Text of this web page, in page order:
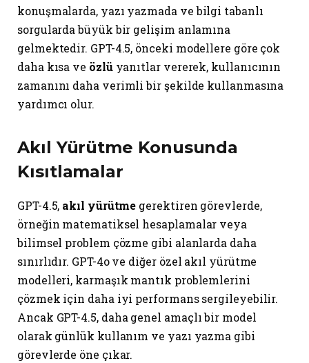
konuşmalarda, yazı yazmada ve bilgi tabanlı
sorgularda büyük bir gelişim anlamına
gelmektedir. GPT-4.5, önceki modellere göre çok
daha kısa ve özlüyanıtlar vererek, kullanıcının
zamanını daha verimli bir şekilde kullanmasına
yardımcı olur.
Akıl Yürütme Konusunda
Kısıtlamalar
GPT-4.5, akıl yürütme gerektiren görevlerde,
örneğin matematiksel hesaplamalar veya
bilimsel problem çözme gibi alanlarda daha
sınırlıdır. GPT-4o ve diğer özel akıl yürütme
modelleri, karmaşık mantık problemlerini
çözmek için daha iyi performans sergileyebilir.
Ancak GPT-4.5, daha genel amaçlı bir model
olarak günlük kullanım ve yazı yazma gibi
görevlerde öne çıkar.